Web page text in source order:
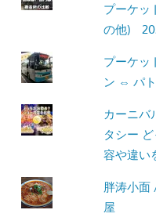
プーケッ
の他)
プーケッ
ン ⇔ パト
カーニバ
タシー
容や違い
胖涛小面
屋